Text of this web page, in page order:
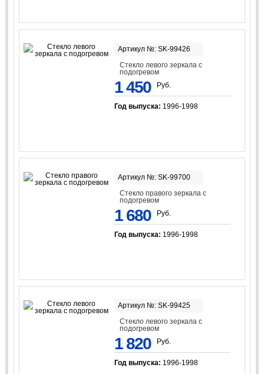
Артикул №: SK-99426
Стекло левого зеркала с
подогревом
1 450 Руб.
Год выпуска: 1996-1998
Артикул №: SK-99700
Стекло правого зеркала с
подогревом
1 680 Руб.
Год выпуска: 1996-1998
Артикул №: SK-99425
Стекло левого зеркала с
подогревом
1 820 Руб.
Год выпуска: 1996-1998